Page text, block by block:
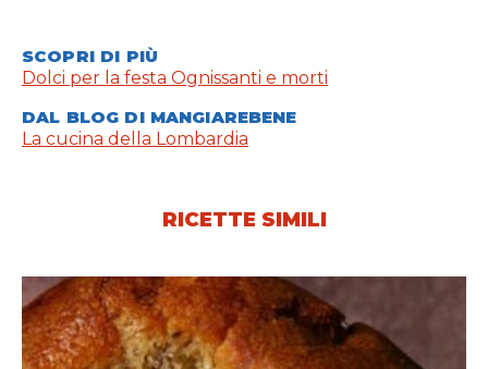
SCOPRI DI PIÙ
Dolci per la festa Ognissanti e morti
DAL BLOG DI MANGIAREBENE
La cucina della Lombardia
RICETTE SIMILI